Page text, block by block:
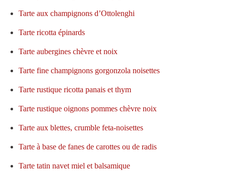
Tarte aux champignons d’Ottolenghi
Tarte ricotta épinards
Tarte aubergines chèvre et noix
Tarte fine champignons gorgonzola noisettes
Tarte rustique ricotta panais et thym
Tarte rustique oignons pommes chèvre noix
Tarte aux blettes, crumble feta-noisettes
Tarte à base de fanes de carottes ou de radis
Tarte tatin navet miel et balsamique